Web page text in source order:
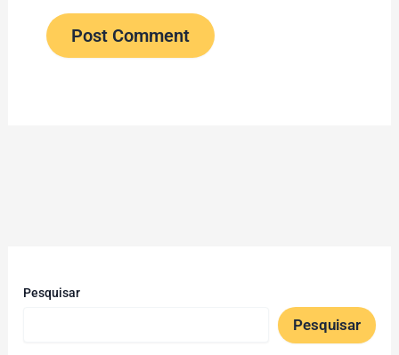
Pesquisar
Pesquisar